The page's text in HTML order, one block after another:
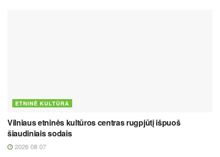
ETNINĖ KULTŪRA
Vilniaus etninės kultūros centras rugpjūtį išpuoš
šiaudiniais sodais
2026 08 07